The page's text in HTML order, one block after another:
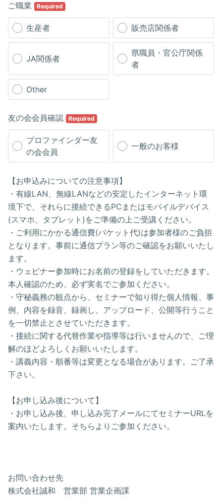
ご職業 Required
生産者 販売店関係者
JA関係者
県職員・官公庁関係
者
Other
友の会会員確認 Required
プロファインダー友
の会会員
一般のお客様
【お申込みについての注意事項】
・有線LAN、無線LANなどの安定したインターネット環
境下で、それらに接続できるPCまたはモバイルデバイス
(スマホ、タブレット)をご準備の上ご受講ください。
・ご利用にかかる通信費(パケット代)は参加者様のご負担
となります。事前に通信プラン等のご確認をお願いいたし
ます。
・ウェビナー参加時にお名前の登録をしていただきます。
本人確認のため、必ず実名でご参加ください。
・守秘義務の観点から、セミナーで知り得た個人情報、事
例、内容を録音、録画し、アップロード、公開等行うこと
を一切禁止とさせていただきます。
・接続に関する代替作業や指導等は行いませんので、ご理
解のほどよろしくお願いいたします。
・講義内容・順番等は変更となる場合があります。ご了承
下さい。
【お申し込み後について】
・お申し込み後、申し込み完了メールにてセミナーURLを
案内いたします。そちらよりご参加ください。
お問い合わせ先
株式会社誠和 営業部 営業企画課